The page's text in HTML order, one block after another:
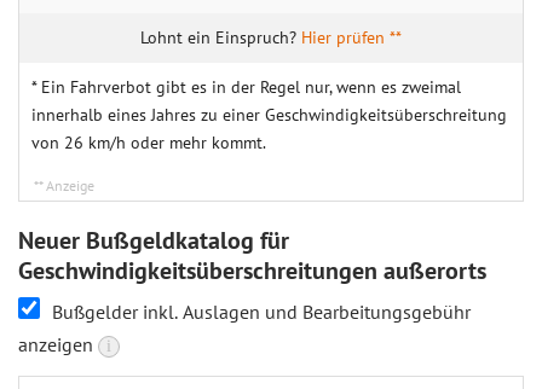
Hier prüfen **
* Ein Fahrverbot gibt es in der Regel nur, wenn es zweimal
innerhalb eines Jahres zu einer Geschwindigkeitsüberschreitung
von 26 km/h oder mehr kommt.
Neuer Bußgeldkatalog für
Geschwindigkeitsüberschreitungen außerorts
Bußgelder inkl. Auslagen und Bearbeitungsgebühr
anzeigen
i